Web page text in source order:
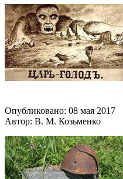
Опубликовано: 08 мая 2017
Автор: В. М. Козьменко